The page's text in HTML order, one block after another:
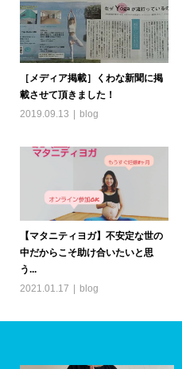
［メディア掲載］くわな新聞に掲
載させて頂きました！
2019.09.13
blog
【マタニティヨガ】不安定な世の
中だからこそ助け合いたいと思
う...
2021.01.17
blog